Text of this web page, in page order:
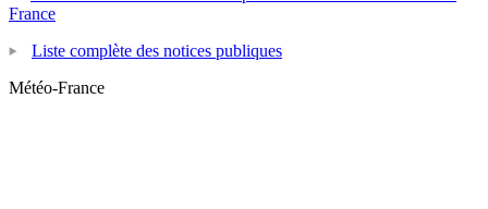
France
Liste complète des notices publiques
Météo-France